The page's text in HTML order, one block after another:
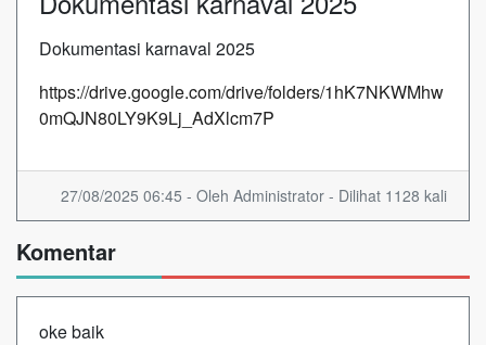
Dokumentasi karnaval 2025
https://drive.google.com/drive/folders/1hK7NKWMhw
0mQJN80LY9K9Lj_AdXlcm7P
27/08/2025 06:45 - Oleh Administrator - Dilihat 1128 kali
Komentar
oke baik